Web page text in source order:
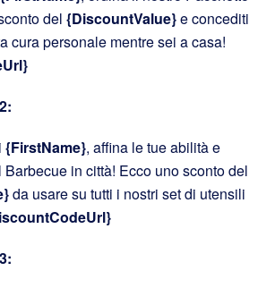
del {DiscountValue}e concediti
cura personale mentre sei a casa!
{FirstName}, affina le tue abilità e
in città! Ecco uno sconto del
da usare su tutti i nostri set di utensili